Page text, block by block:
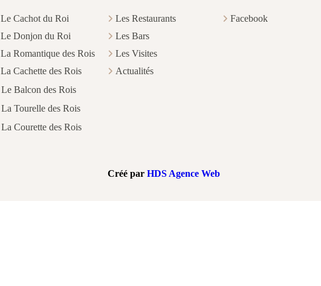
Le Cachot du Roi
Le Donjon du Roi
La Romantique des Rois
La Cachette des Rois
Le Balcon des Rois
La Tourelle des Rois
La Courette des Rois
Les Restaurants
Les Bars
Les Visites
Actualités
Facebook
Créé par HDS Agence Web